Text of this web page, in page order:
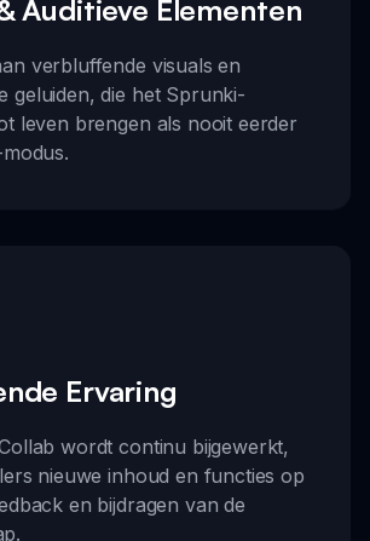
Auditieve Elementen
verbluffende visuals en
geluiden, die het Sprunki-
leven brengen als nooit eerder
Ervaring
wordt continu bijgewerkt,
nieuwe inhoud en functies op
en bijdragen van de